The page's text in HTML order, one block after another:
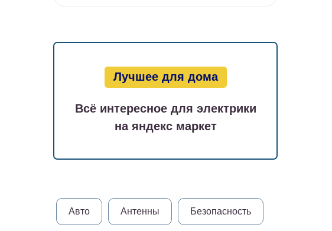
Лучшее для дома
Всё интересное для электрики
на яндекс маркет
Авто Антенны Безопасность